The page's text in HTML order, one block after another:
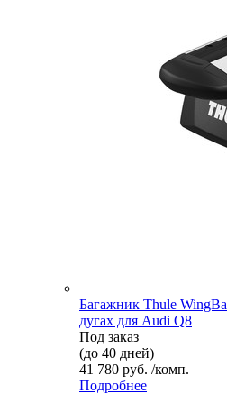
Багажник Thule
дугах для Audi Q8
Под заказ
(до 40 дней)
41 780 руб. /комп.
Подробнее